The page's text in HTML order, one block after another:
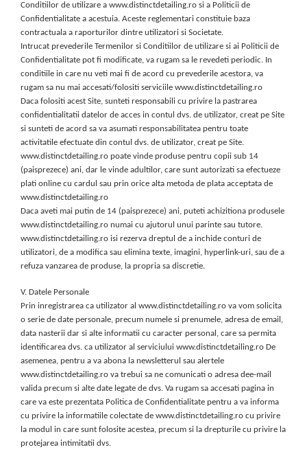
Conditiilor de utilizare a www.distinctdetailing.ro si a Politicii de
Confidentialitate a acestuia. Aceste reglementari constituie baza
contractuala a raporturilor dintre utilizatori si Societate.
Intrucat prevederile Termenilor si Conditiilor de utilizare si ai Politicii de
Confidentialitate pot fi modificate, va rugam sa le revedeti periodic. In
conditiile in care nu veti mai fi de acord cu prevederile acestora, va
rugam sa nu mai accesati/folositi serviciile www.distinctdetailing.ro
Daca folositi acest Site, sunteti responsabili cu privire la pastrarea
confidentialitatii datelor de acces in contul dvs. de utilizator, creat pe Site
si sunteti de acord sa va asumati responsabilitatea pentru toate
activitatile efectuate din contul dvs. de utilizator, creat pe Site.
www.distinctdetailing.ro poate vinde produse pentru copii sub 14
(paisprezece) ani, dar le vinde adultilor, care sunt autorizati sa efectueze
plati online cu cardul sau prin orice alta metoda de plata acceptata de
www.distinctdetailing.ro
Daca aveti mai putin de 14 (paisprezece) ani, puteti achizitiona produsele
www.distinctdetailing.ro numai cu ajutorul unui parinte sau tutore.
www.distinctdetailing.ro isi rezerva dreptul de a inchide conturi de
utilizatori, de a modifica sau elimina texte, imagini, hyperlink-uri, sau de a
refuza vanzarea de produse, la propria sa discretie.
V. Datele Personale
Prin inregistrarea ca utilizator al www.distinctdetailing.ro va vom solicita
o serie de date personale, precum numele si prenumele, adresa de email,
data nasterii dar si alte informatii cu caracter personal, care sa permita
identificarea dvs. ca utilizator al serviciului www.distinctdetailing.ro De
asemenea, pentru a va abona la newsletterul sau alertele
www.distinctdetailing.ro va trebui sa ne comunicati o adresa dee-mail
valida precum si alte date legate de dvs. Va rugam sa accesati pagina in
care va este prezentata Politica de Confidentialitate pentru a va informa
cu privire la informatiile colectate de www.distinctdetailing.ro cu privire
la modul in care sunt folosite acestea, precum si la drepturile cu privire la
protejarea intimitatii dvs.